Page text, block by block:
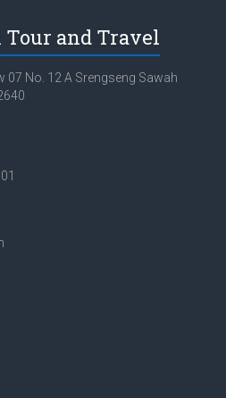
and Travel
07 No. 12 A Srengseng Sawah